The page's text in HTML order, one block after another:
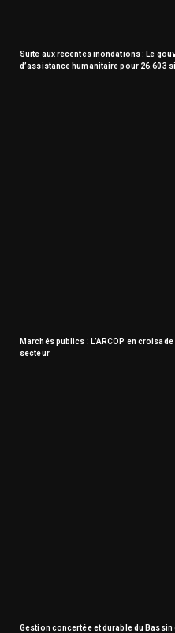
Suite aux récentes inondations : Le
d’assistance humanitaire pour 26.603
Marchés publics : L’ARCOP en
secteur
Gestion concertée et durable du